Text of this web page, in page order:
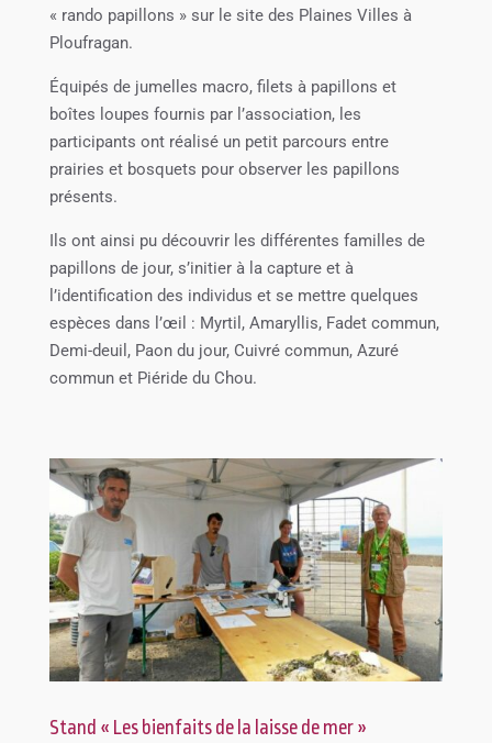
« rando papillons » sur le site des Plaines Villes à
Ploufragan.
Équipés de jumelles macro, filets à papillons et
boîtes loupes fournis par l’association, les
participants ont réalisé un petit parcours entre
prairies et bosquets pour observer les papillons
présents.
Ils ont ainsi pu découvrir les différentes familles de
papillons de jour, s’initier à la capture et à
l’identification des individus et se mettre quelques
espèces dans l’œil : Myrtil, Amaryllis, Fadet commun,
Demi-deuil, Paon du jour, Cuivré commun, Azuré
commun et Piéride du Chou.
Stand « Les bienfaits de la laisse de mer »